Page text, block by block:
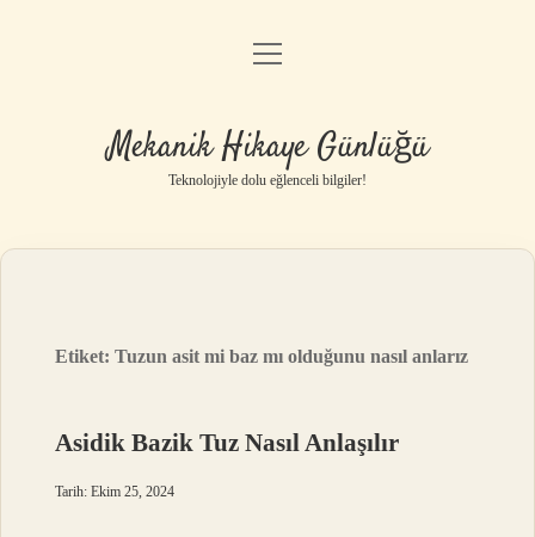
Anasayfa
Yasal Uyarı
menüyü
Mekanik Hikaye Günlüğü
Teknolojiyle dolu eğlenceli bilgiler!
Etiket:Tuzun asit mi baz mı olduğunu nasıl anlarız
Asidik Bazik Tuz Nasıl Anlaşılır
Tarih: Ekim 25, 2024